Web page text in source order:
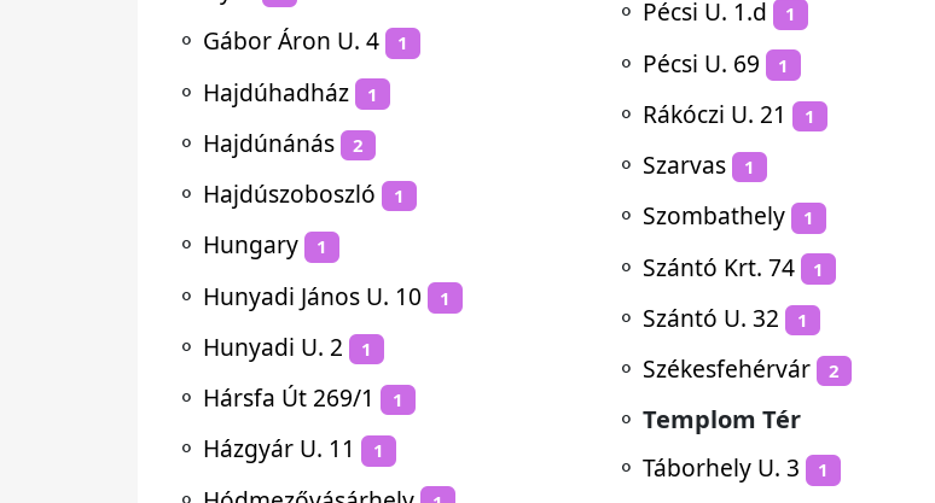
⚬ Gábor Áron U. 4 1
⚬ Hajdúhadház 1
⚬ Hajdúnánás 2
⚬ Hajdúszoboszló 1
⚬ Hungary 1
⚬ Hunyadi János U. 10 1
⚬ Hunyadi U. 2 1
⚬ Hársfa Út 269/1 1
⚬ Házgyár U. 11 1
⚬ Pécsi U. 1.d 1
⚬ Pécsi U. 69 1
⚬ Rákóczi U. 21 1
⚬ Szarvas 1
⚬ Szombathely 1
⚬ Szántó Krt. 74 1
⚬ Szántó U. 32 1
⚬ Székesfehérvár 2
⚬ Templom Tér
⚬ Táborhely U. 3 1